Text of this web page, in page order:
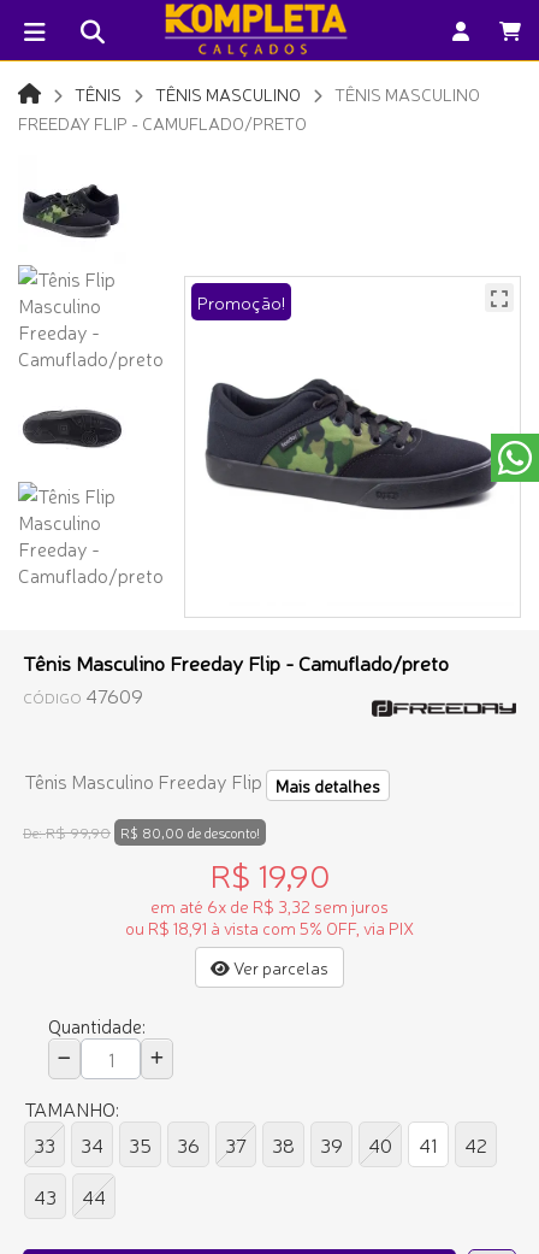
TÊNIS TÊNIS MASCULINO
TÊNIS MASCULINO
FREEDAY FLIP - CAMUFLADO/PRETO
Promoção!
Tênis Masculino Freeday Flip - Camuflado/preto
CÓDIGO 47609
Tênis Masculino Freeday Flip Mais detalhes
De:R$ 99,90 R$ 80,00 de desconto!
R$ 19,90
em até 6x de R$ 3,32 sem juros
ou R$ 18,91 à vista com 5% OFF, via PIX
Ver parcelas
Quantidade:
TAMANHO:
33
34 35 36 37 38 39 40 41
42
43
44